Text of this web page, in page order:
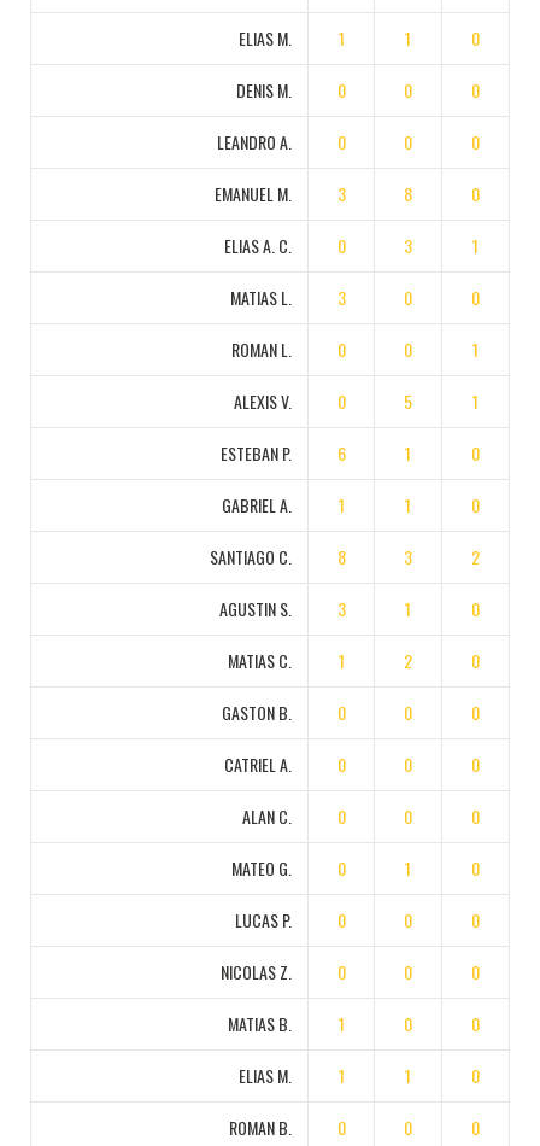
ELIAS M. 1 1 0
DENIS M. 0 0 0
LEANDRO A. 0 0 0
EMANUEL M. 3 8 0
ELIAS A. C. 0 3 1
MATIAS L. 3 0 0
ROMAN L. 0 0 1
ALEXIS V. 0 5 1
ESTEBAN P. 6 1 0
GABRIEL A. 1 1 0
SANTIAGO C. 8 3 2
AGUSTIN S. 3 1 0
MATIAS C. 1 2 0
GASTON B. 0 0 0
CATRIEL A. 0 0 0
ALAN C. 0 0 0
MATEO G. 0 1 0
LUCAS P. 0 0 0
NICOLAS Z. 0 0 0
MATIAS B. 1 0 0
ELIAS M. 1 1 0
ROMAN B. 0 0 0